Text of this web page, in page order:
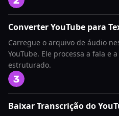
Converter YouTube para
Carregue o arquivo de áudio
YouTube. Ele processa a fala e
estruturado.
Baixar Transcrição do